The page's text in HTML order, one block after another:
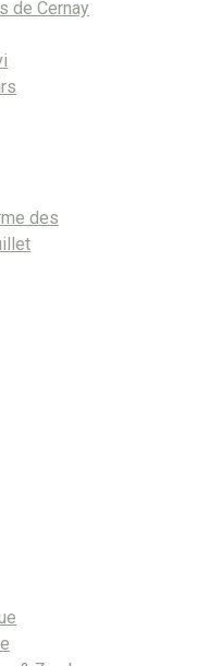
de Cernay
des